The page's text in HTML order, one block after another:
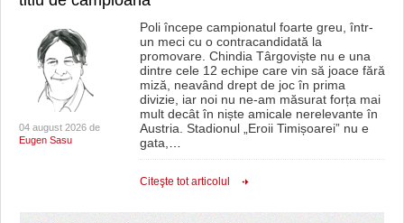
04 august 2026 de
Eugen Sasu
Poli începe campionatul foarte greu, într-
un meci cu o contracandidată la
promovare. Chindia Târgoviște nu e una
dintre cele 12 echipe care vin să joace fără
miză, neavând drept de joc în prima
divizie, iar noi nu ne-am măsurat forța mai
mult decât în niște amicale nerelevante în
Austria. Stadionul „Eroii Timișoarei” nu e
gata,
Citeşte tot articolul